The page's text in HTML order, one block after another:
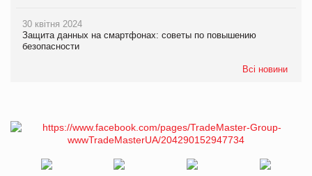
30 квітня 2024
Защита данных на смартфонах: советы по повышению
безопасности
Всі новини